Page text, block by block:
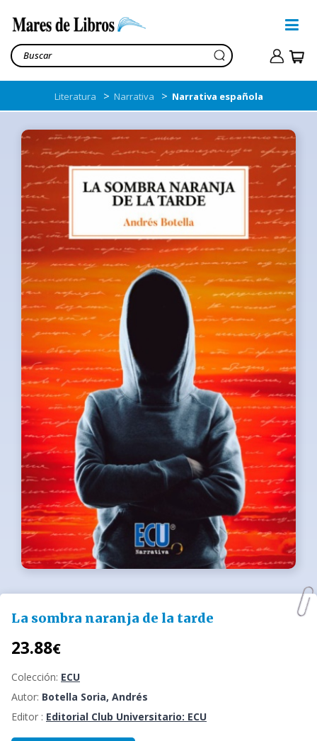
Literatura > Narrativa > Narrativa española
La sombra naranja de la tarde
23.88€
Colección: ECU
Autor: Botella Soria, Andrés
Editor : Editorial Club Universitario: ECU